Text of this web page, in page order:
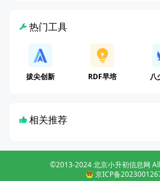
热门工具
拔尖创新 RDF早培 八
相关推荐
©2013-2024 北京小升初信息网
京ICP备